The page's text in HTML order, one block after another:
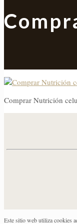
Comprar Nutrición
Este sitio web utiliza cookies